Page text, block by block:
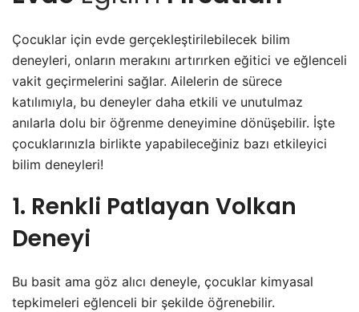
Çocuklar için evde gerçekleştirilebilecek bilim
deneyleri, onların merakını artırırken eğitici ve eğlenceli
vakit geçirmelerini sağlar. Ailelerin de sürece
katılımıyla, bu deneyler daha etkili ve unutulmaz
anılarla dolu bir öğrenme deneyimine dönüşebilir. İşte
çocuklarınızla birlikte yapabileceğiniz bazı etkileyici
bilim deneyleri!
1. Renkli Patlayan Volkan
Deneyi
Bu basit ama göz alıcı deneyle, çocuklar kimyasal
tepkimeleri eğlenceli bir şekilde öğrenebilir.